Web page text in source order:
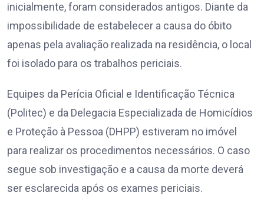
inicialmente, foram considerados antigos. Diante da
impossibilidade de estabelecer a causa do óbito
apenas pela avaliação realizada na residência, o local
foi isolado para os trabalhos periciais.
Equipes da Perícia Oficial e Identificação Técnica
(Politec) e da Delegacia Especializada de Homicídios
e Proteção à Pessoa (DHPP) estiveram no imóvel
para realizar os procedimentos necessários. O caso
segue sob investigação e a causa da morte deverá
ser esclarecida após os exames periciais.